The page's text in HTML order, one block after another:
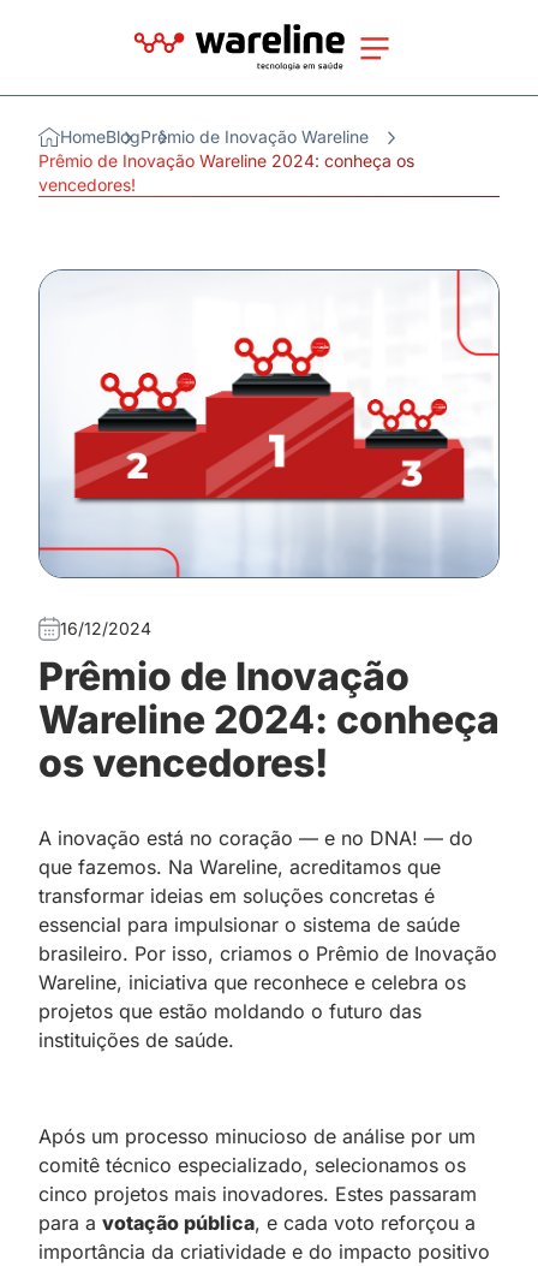
HomeBlogPrêmio de Inovação Wareline
Prêmio de Inovação Wareline 2024: conheça os
vencedores!
16/12/2024
Prêmio de Inovação
Wareline 2024: conheça
os vencedores!
A inovação está no coração — e no DNA! — do
que fazemos. Na Wareline, acreditamos que
transformar ideias em soluções concretas é
essencial para impulsionar o sistema de saúde
brasileiro. Por isso, criamos o Prêmio de Inovação
Wareline, iniciativa que reconhece e celebra os
projetos que estão moldando o futuro das
instituições de saúde.
Após um processo minucioso de análise por um
comitê técnico especializado, selecionamos os
cinco projetos mais inovadores. Estes passaram
para a votação pública, e cada voto reforçou a
importância da criatividade e do impacto positivo